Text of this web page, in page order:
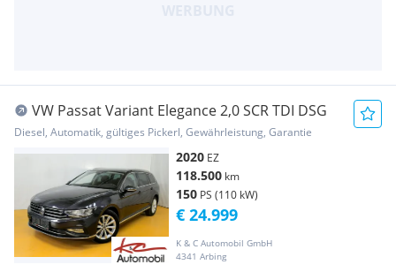
VW Passat Variant Elegance 2,0 SCR TDI DSG
Diesel, Automatik, gültiges Pickerl, Gewährleistung, Garantie
2020 EZ
118.500 km
150 PS (110 kW)
K & C Automobil GmbH
4341 Arbing
€ 24.999